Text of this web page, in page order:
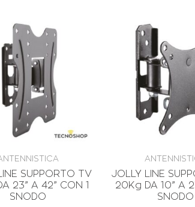
SUPPORTO TV
23” A 42” CON 1
SNODO
JOLLY LINE
20Kg DA 10” A
SNODO